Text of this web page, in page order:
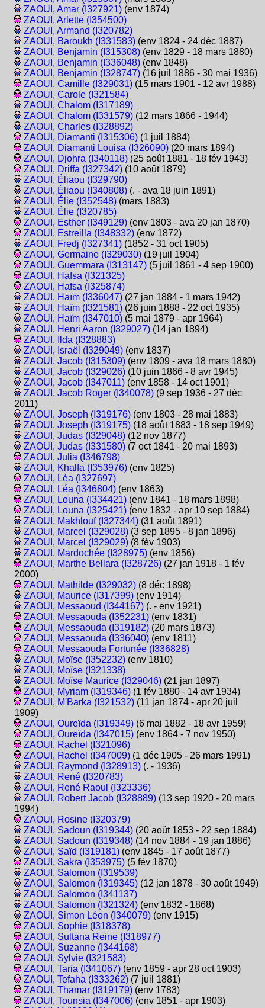
ZAOUI, Amar (I327921) (env 1874)
ZAOUI, Arlette (I354500)
ZAOUI, Armand (I320782)
ZAOUI, Baroukh (I331583) (env 1824 - 24 déc 1887)
ZAOUI, Benjamin (I315308) (env 1829 - 18 mars 1880)
ZAOUI, Benjamin (I336048) (env 1848)
ZAOUI, Benjamin (I328747) (16 juil 1886 - 30 mai 1936)
ZAOUI, Camille (I329031) (15 mars 1901 - 12 avr 1988)
ZAOUI, Carole (I321584)
ZAOUI, Chalom (I317189)
ZAOUI, Chalom (I331579) (12 mars 1866 - 1944)
ZAOUI, Charles (I328892)
ZAOUI, Diamanti (I315306) (1 juil 1884)
ZAOUI, Diamanti Louisa (I326090) (20 mars 1894)
ZAOUI, Djohra (I340118) (25 août 1881 - 18 fév 1943)
ZAOUI, Driffa (I327342) (10 août 1879)
ZAOUI, Éliaou (I329790)
ZAOUI, Éliaou (I340808) (. - ava 18 juin 1891)
ZAOUI, Élie (I352548) (mars 1883)
ZAOUI, Élie (I320785)
ZAOUI, Esther (I349129) (env 1803 - ava 20 jan 1870)
ZAOUI, Estreilla (I348332) (env 1872)
ZAOUI, Fredj (I327341) (1852 - 31 oct 1905)
ZAOUI, Germaine (I329030) (19 juil 1904)
ZAOUI, Guemmara (I313147) (5 juil 1861 - 4 sep 1900)
ZAOUI, Hafsa (I321325)
ZAOUI, Hafsa (I325874)
ZAOUI, Haïm (I336047) (27 jan 1884 - 1 mars 1942)
ZAOUI, Haïm (I321581) (26 juin 1888 - 22 oct 1935)
ZAOUI, Haïm (I347010) (5 mai 1879 - apr 1964)
ZAOUI, Henri Aaron (I329027) (14 jan 1894)
ZAOUI, Ilda (I328883)
ZAOUI, Israël (I329049) (env 1837)
ZAOUI, Jacob (I315309) (env 1809 - ava 18 mars 1880)
ZAOUI, Jacob (I329026) (10 juin 1866 - 8 avr 1945)
ZAOUI, Jacob (I347011) (env 1858 - 14 oct 1901)
ZAOUI, Jacob Roger (I340078) (9 sep 1936 - 27 déc
2011)
ZAOUI, Joseph (I319176) (env 1803 - 28 mai 1883)
ZAOUI, Joseph (I319175) (18 août 1883 - 18 sep 1949)
ZAOUI, Judas (I329048) (12 nov 1877)
ZAOUI, Judas (I331580) (7 oct 1841 - 20 mai 1893)
ZAOUI, Julia (I346798)
ZAOUI, Khalfa (I353976) (env 1825)
ZAOUI, Léa (I327697)
ZAOUI, Léa (I346804) (env 1863)
ZAOUI, Louna (I334421) (env 1841 - 18 mars 1898)
ZAOUI, Louna (I325421) (env 1832 - apr 10 sep 1884)
ZAOUI, Makhlouf (I327344) (31 août 1891)
ZAOUI, Marcel (I329028) (3 sep 1895 - 8 jan 1896)
ZAOUI, Marcel (I329029) (8 fév 1903)
ZAOUI, Mardochée (I328975) (env 1856)
ZAOUI, Marthe Bellara (I328726) (27 jan 1918 - 1 fév
2000)
ZAOUI, Mathilde (I329032) (8 déc 1898)
ZAOUI, Maurice (I317399) (env 1914)
ZAOUI, Messaoud (I344167) (. - env 1921)
ZAOUI, Messaouda (I352231) (env 1831)
ZAOUI, Messaouda (I319182) (20 mars 1873)
ZAOUI, Messaouda (I336040) (env 1811)
ZAOUI, Messaouda Fortunée (I336828)
ZAOUI, Moïse (I352232) (env 1810)
ZAOUI, Moïse (I321338)
ZAOUI, Moïse Maurice (I329046) (21 jan 1897)
ZAOUI, Myriam (I319346) (1 fév 1880 - 14 avr 1934)
ZAOUI, M'Barka (I321532) (11 jan 1874 - apr 20 juil
1909)
ZAOUI, Oureïda (I319349) (6 mai 1882 - 18 avr 1959)
ZAOUI, Oureïda (I347015) (env 1864 - 7 nov 1950)
ZAOUI, Rachel (I321096)
ZAOUI, Rachel (I347009) (1 déc 1905 - 26 mars 1991)
ZAOUI, Raymond (I328913) (. - 1936)
ZAOUI, René (I320783)
ZAOUI, René Raoul (I323336)
ZAOUI, Robert Jacob (I328889) (13 sep 1920 - 20 mars
1994)
ZAOUI, Rosine (I320379)
ZAOUI, Sadoun (I319344) (20 août 1853 - 22 sep 1884)
ZAOUI, Sadoun (I319348) (14 nov 1884 - 19 jan 1886)
ZAOUI, Saïd (I319181) (env 1845 - 17 août 1877)
ZAOUI, Sakra (I353975) (5 fév 1870)
ZAOUI, Salomon (I319539)
ZAOUI, Salomon (I319345) (12 jan 1878 - 30 août 1949)
ZAOUI, Salomon (I341137)
ZAOUI, Salomon (I321324) (env 1832 - 1868)
ZAOUI, Simon Léon (I340079) (env 1915)
ZAOUI, Sophie (I318378)
ZAOUI, Sultana Reine (I318977)
ZAOUI, Suzanne (I344168)
ZAOUI, Sylvie (I321583)
ZAOUI, Taria (I341067) (env 1859 - apr 28 oct 1903)
ZAOUI, Tefaha (I333262) (7 juil 1881)
ZAOUI, Thamar (I319179) (env 1783)
ZAOUI, Tounsia (I347006) (env 1851 - apr 1903)